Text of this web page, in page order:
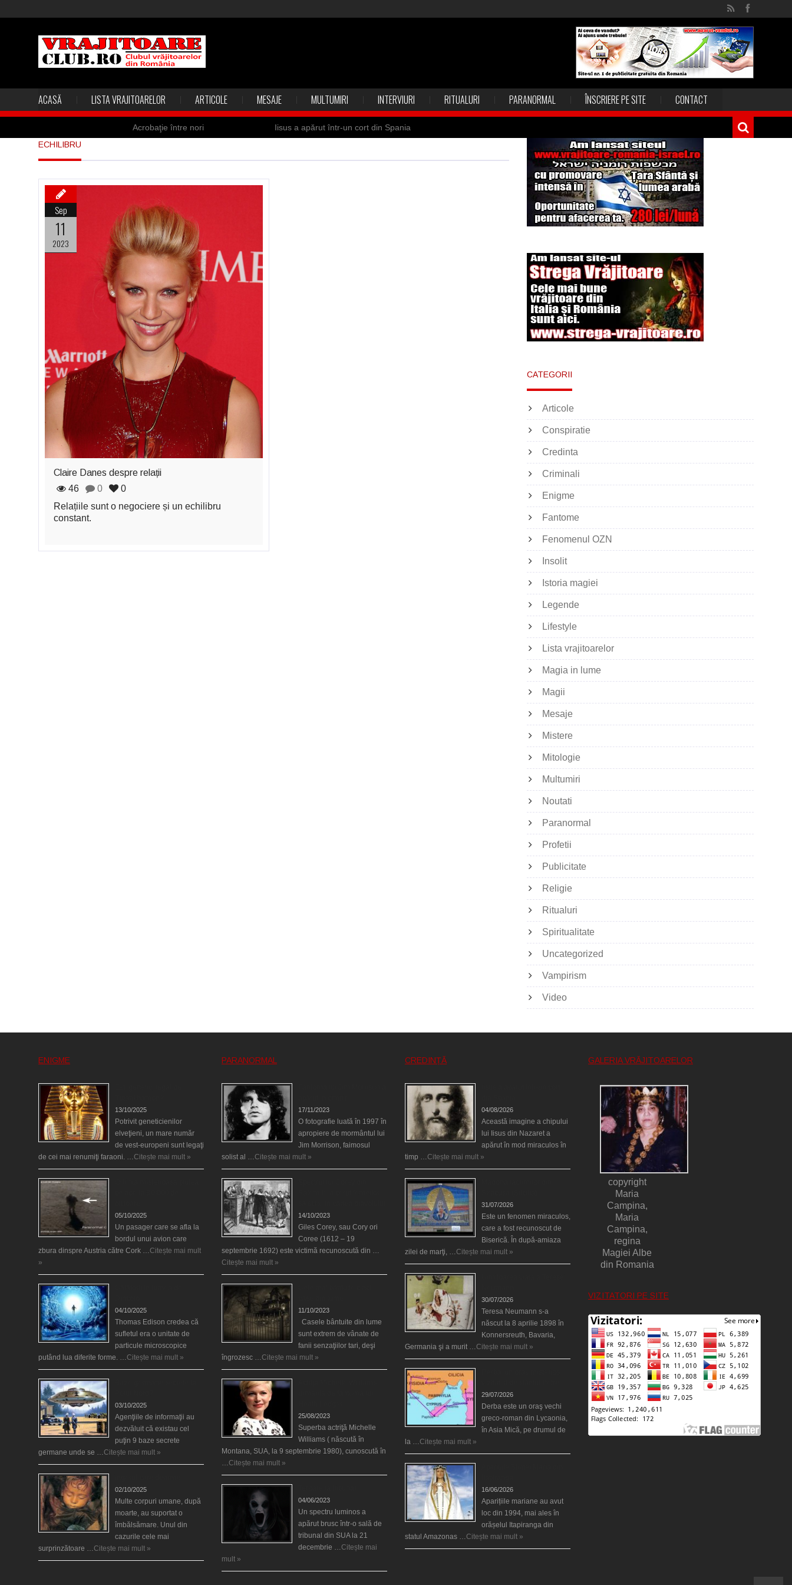
ACASĂ LISTA VRAJITOARELOR ARTICOLE MESAJE MULTUMIRI INTERVIURI RITUALURI PARANORMAL ÎNSCRIERE PE SITE CONTACT
Acrobaţie între nori Iisus a apărut într-un cort din Spania
Magia în Thailanda
Şi-a vândut soţia pentru un ritual de magie neagră
ECHILIBRU
Sep
11
2023
Claire Danes despre relații
46
0
0
Relațiile sunt o negociere și un echilibru
constant.
CATEGORII
Articole
Conspiratie
Credinta
Criminali
Enigme
Fantome
Fenomenul OZN
Insolit
Istoria magiei
Legende
Lifestyle
Lista vrajitoarelor
Magia in lume
Magii
Mesaje
Mistere
Mitologie
Multumiri
Noutati
Paranormal
Profetii
Publicitate
Religie
Ritualuri
Spiritualitate
Uncategorized
Vampirism
Video
ENIGME
13/10/2025
Potrivit geneticienilor
elveţieni, un mare număr
de vest-europeni sunt legaţi
de cei mai renumiţi faraoni. …Citește mai mult »
05/10/2025
Un pasager care se afla la
bordul unui avion care
zbura dinspre Austria către Cork …Citește mai mult
»
04/10/2025
Thomas Edison credea că
sufletul era o unitate de
particule microscopice
putând lua diferite forme. …Citește mai mult »
03/10/2025
Agenţiile de informaţii au
dezvăluit că existau cel
puţin 9 baze secrete
germane unde se …Citește mai mult »
02/10/2025
Multe corpuri umane, după
moarte, au suportat o
îmbălsămare. Unul din
cazurile cele mai
surprinzătoare …Citește mai mult »
PARANORMAL
17/11/2023
O fotografie luată în 1997 în
apropiere de mormântul lui
Jim Morrison, faimosul
solist al …Citește mai mult »
14/10/2023
Giles Corey, sau Cory ori
Coree (1612 – 19
septembrie 1692) este victimă recunoscută din …
Citește mai mult »
11/10/2023
Casele bântuite din lume
sunt extrem de vânate de
fanii senzaţiilor tari, deşi
îngrozesc …Citește mai mult »
25/08/2023
Superba actriţă Michelle
Williams ( născută în
Montana, SUA, la 9 septembrie 1980), cunoscută în
…Citește mai mult »
04/06/2023
Un spectru luminos a
apărut brusc într-o sală de
tribunal din SUA la 21
decembrie …Citește mai
mult »
CREDINȚĂ
04/08/2026
Această imagine a chipului
lui Iisus din Nazaret a
apărut în mod miraculos în
timp …Citește mai mult »
31/07/2026
Este un fenomen miraculos,
care a fost recunoscut de
Biserică. În după-amiaza
zilei de marţi, …Citește mai mult »
30/07/2026
Teresa Neumann s-a
născut la 8 aprilie 1898 în
Konnersreuth, Bavaria,
Germania şi a murit …Citește mai mult »
29/07/2026
Derba este un oraş vechi
greco-roman din Lycaonia,
în Asia Mică, pe drumul de
la …Citește mai mult »
16/06/2026
Aparițiile mariane au avut
loc din 1994, mai ales în
orășelul Itapiranga din
statul Amazonas …Citește mai mult »
GALERIA VRĂJITOARELOR
copyright
Maria
Campina,
Maria
Campina,
regina
Magiei Albe
din Romania
VIZITATORI PE SITE